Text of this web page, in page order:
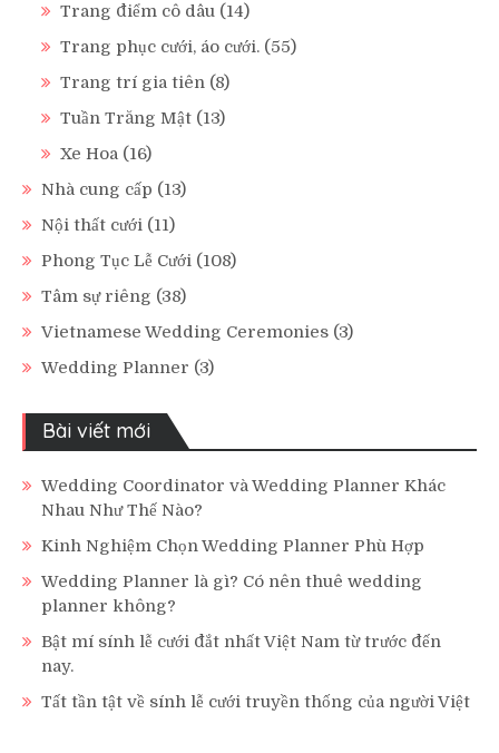
Trang điểm cô dâu (14)
Trang phục cưới, áo cưới. (55)
Trang trí gia tiên (8)
Tuần Trăng Mật (13)
Xe Hoa (16)
Nhà cung cấp (13)
Nội thất cưới (11)
Phong Tục Lễ Cưới (108)
Tâm sự riêng (38)
Vietnamese Wedding Ceremonies (3)
Wedding Planner (3)
Bài viết mới
Wedding Coordinator và Wedding Planner Khác
Nhau Như Thế Nào?
Kinh Nghiệm Chọn Wedding Planner Phù Hợp
Wedding Planner là gì? Có nên thuê wedding
planner không?
Bật mí sính lễ cưới đắt nhất Việt Nam từ trước đến
nay.
Tất tần tật về sính lễ cưới truyền thống của người Việt